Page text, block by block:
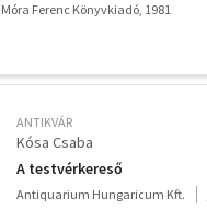
Móra Ferenc Könyvkiadó, 1981
ANTIKVÁR
Kósa Csaba
A testvérkereső
Antiquarium Hungaricum Kft.